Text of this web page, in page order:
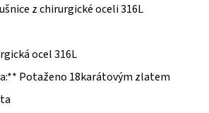
z chirurgické oceli 316L
ocel 316L
Potaženo 18karátovým zlatem